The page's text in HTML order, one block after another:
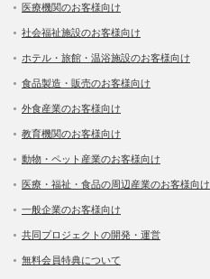
医療機関のお客様向け
社会福祉施設のお客様向け
ホテル・旅館・温浴施設のお客様向け
食品製造・販売のお客様向け
外食産業のお客様向け
教育機関のお客様向け
動物・ペット産業のお客様向け
医療・福祉・食品の周辺産業のお客様向け
一般企業のお客様向け
共同プロジェクトの開発・運営
無料会員特典について